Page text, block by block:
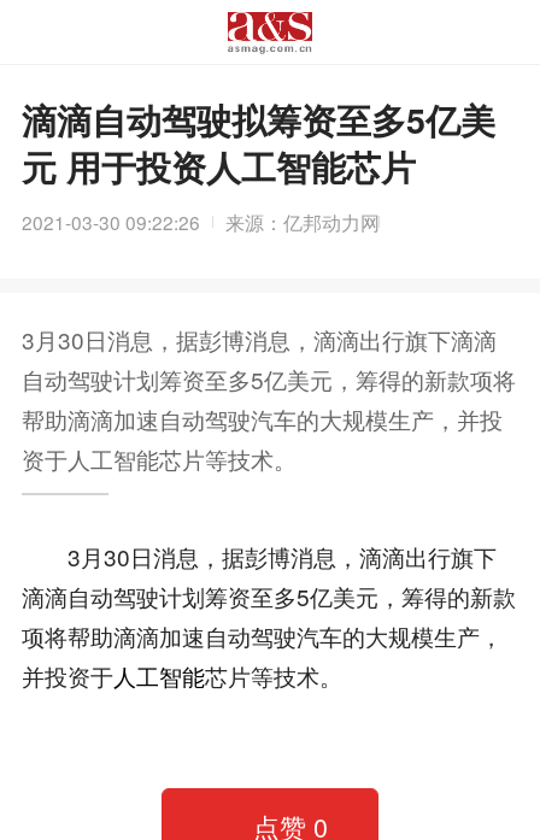
滴滴自动驾驶拟筹资至多5亿美
元 用于投资人工智能芯片
2021-03-30 09:22:26 来源：亿邦动力网
3月30日消息，据彭博消息，滴滴出行旗下滴滴
自动驾驶计划筹资至多5亿美元，筹得的新款项将
帮助滴滴加速自动驾驶汽车的大规模生产，并投
资于人工智能芯片等技术。
3月30日消息，据彭博消息，滴滴出行旗下
滴滴自动驾驶计划筹资至多5亿美元，筹得的新款
项将帮助滴滴加速自动驾驶汽车的大规模生产，
并投资于人工智能芯片等技术。
点赞 0